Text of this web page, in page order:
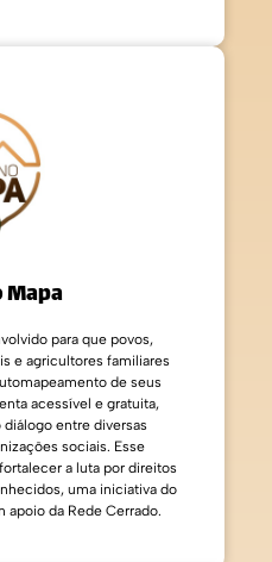
Mapa
para que povos,
e agricultores familiares
de seus
acessível e gratuita,
entre diversas
sociais. Esse
a luta por direitos
uma iniciativa do
apoio da Rede Cerrado.